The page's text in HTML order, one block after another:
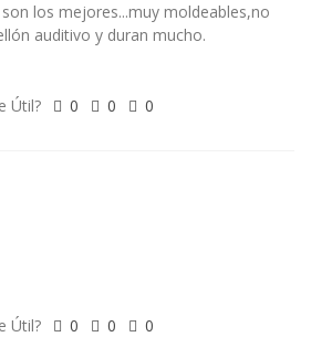
los mejores...muy moldeables,no
auditivo y duran mucho.
Útil?
0 0 0
Útil?
0 0 0